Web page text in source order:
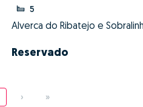
5
Reservado
› »